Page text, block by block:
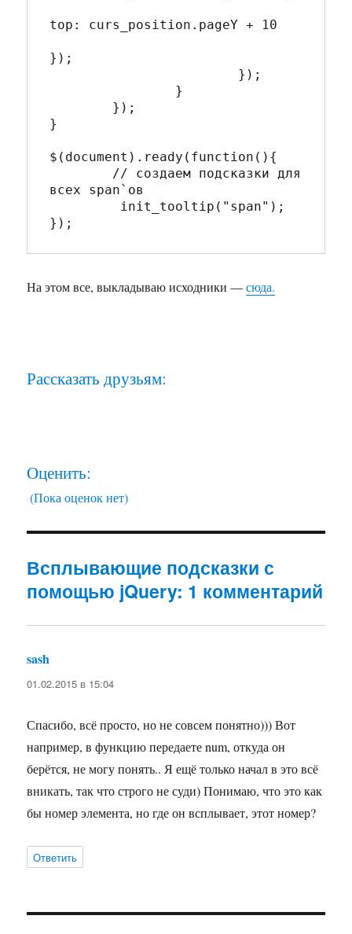
top: curs_position.pageY + 10
});
}
$(document).ready(function(){
всех span`ов
На этом все, выкладываю исходники —сюда.
Рассказать друзьям:
Оценить:
(Пока оценок нет)
Всплывающие подсказки с
помощью jQuery: 1 комментарий
sash
01.02.2015 в 15:04
Спасибо, всё просто, но не совсем понятно))) Вот
например, в функцию передаете num, откуда он
берётся, не могу понять.. Я ещё только начал в это всё
вникать, так что строго не суди) Понимаю, что это как
бы номер элемента, но где он всплывает, этот номер?
Ответить